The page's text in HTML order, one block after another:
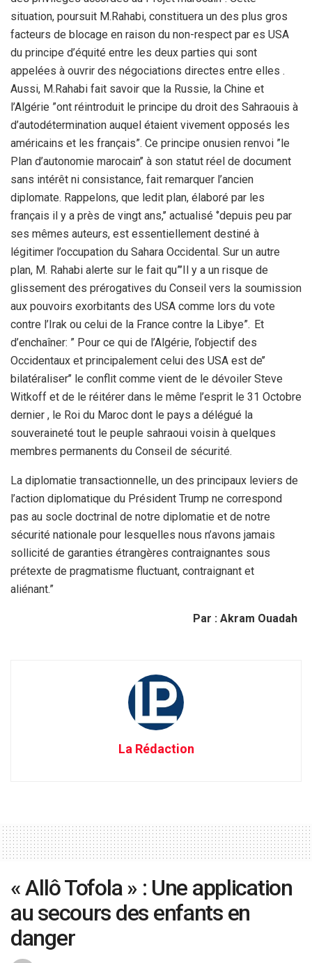
situation, poursuit M.Rahabi, constituera un des plus gros
facteurs de blocage en raison du non-respect par es USA
du principe d’équité entre les deux parties qui sont
appelées à ouvrir des négociations directes entre elles .
Aussi, M.Rahabi fait savoir que la Russie, la Chine et
l’Algérie ”ont réintroduit le principe du droit des Sahraouis à
d’autodétermination auquel étaient vivement opposés les
américains et les français”. Ce principe onusien renvoi ”le
Plan d’autonomie marocain’’ à son statut réel de document
sans intérêt ni consistance, fait remarquer l’ancien
diplomate. Rappelons, que ledit plan, élaboré par les
français il y a près de vingt ans,’’ actualisé ‘’depuis peu par
ses mêmes auteurs, est essentiellement destiné à
légitimer l’occupation du Sahara Occidental. Sur un autre
plan, M. Rahabi alerte sur le fait qu”’Il y a un risque de
glissement des prérogatives du Conseil vers la soumission
aux pouvoirs exorbitants des USA comme lors du vote
contre l’Irak ou celui de la France contre la Libye”. Et
d’enchaîner: ” Pour ce qui de l’Algérie, l’objectif des
Occidentaux et principalement celui des USA est de’’
bilatéraliser’’ le conflit comme vient de le dévoiler Steve
Witkoff et de le réitérer dans le même l’esprit le 31 Octobre
dernier , le Roi du Maroc dont le pays a délégué la
souveraineté tout le peuple sahraoui voisin à quelques
membres permanents du Conseil de sécurité.
La diplomatie transactionnelle, un des principaux leviers de
l’action diplomatique du Président Trump ne correspond
pas au socle doctrinal de notre diplomatie et de notre
sécurité nationale pour lesquelles nous n’avons jamais
sollicité de garanties étrangères contraignantes sous
prétexte de pragmatisme fluctuant, contraignant et
aliénant.”
Par : Akram Ouadah
La Rédaction
« Allô Tofola » : Une application
au secours des enfants en
danger